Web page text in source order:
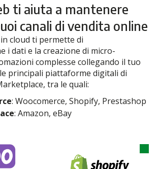
ti aiuta a mantenere
canali di vendita online
cloud ti permette di
i dati e la creazione di micro-
complesse collegando il tuo
principali piattaforme digitali di
tra le quali:
: Woocomerce, Shopify, Prestashop
: Amazon, eBay